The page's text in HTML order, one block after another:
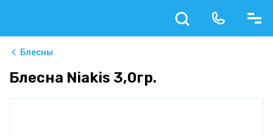
Блесны
Блесна Niakis 3,0гр.